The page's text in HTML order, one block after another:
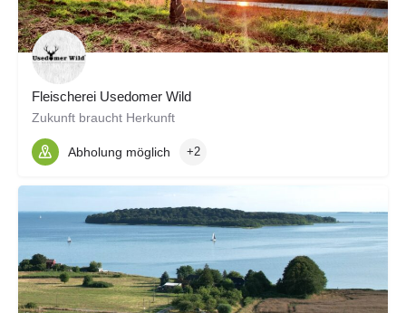
Fleischerei Usedomer Wild
Zukunft braucht Herkunft
Abholung möglich +2